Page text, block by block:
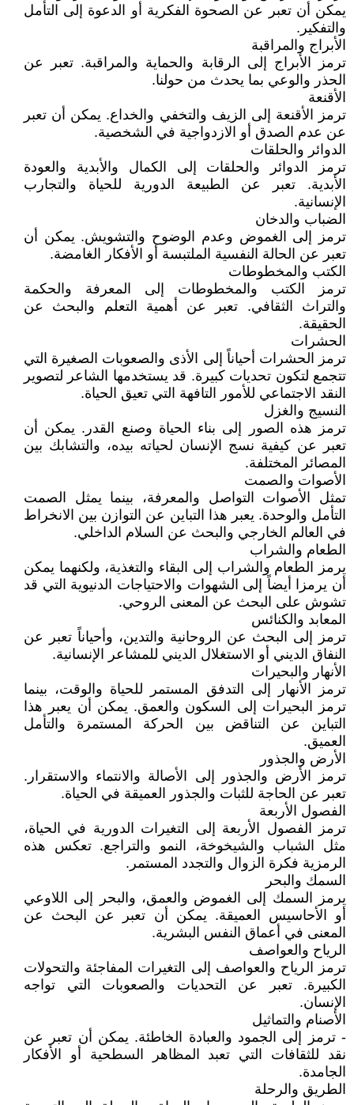
يمكن أن تعبر عن الصحوة الفكرية أو الدعوة إلى التأمل
والتفكير.
الأبراج والمراقبة
ترمز الأبراج إلى الرقابة والحماية والمراقبة. تعبر عن
الحذر والوعي بما يحدث من حولنا.
الأقنعة
ترمز الأقنعة إلى الزيف والتخفي والخداع. يمكن أن تعبر
عن عدم الصدق أو الازدواجية في الشخصية.
الدوائر والحلقات
ترمز الدوائر والحلقات إلى الكمال والأبدية والعودة
الأبدية. تعبر عن الطبيعة الدورية للحياة والتجارب
الإنسانية.
الضباب والدخان
ترمز إلى الغموض وعدم الوضوح والتشويش. يمكن أن
تعبر عن الحالة النفسية الملتبسة أو الأفكار الغامضة.
الكتب والمخطوطات
ترمز الكتب والمخطوطات إلى المعرفة والحكمة
والتراث الثقافي. تعبر عن أهمية التعلم والبحث عن
الحقيقة.
الحشرات
ترمز الحشرات أحياناً إلى الأذى والصعوبات الصغيرة التي
تتجمع لتكون تحديات كبيرة. قد يستخدمها الشاعر لتصوير
النقد الاجتماعي للأمور التافهة التي تعيق الحياة.
النسيج والغزل
ترمز هذه الصور إلى بناء الحياة وصنع القدر. يمكن أن
تعبر عن كيفية نسج الإنسان لحياته بيده، والتشابك بين
المصائر المختلفة.
الأصوات والصمت
تمثل الأصوات التواصل والمعرفة، بينما يمثل الصمت
التأمل والوحدة. يعبر هذا التباين عن التوازن بين الانخراط
في العالم الخارجي والبحث عن السلام الداخلي.
الطعام والشراب
يرمز الطعام والشراب إلى البقاء والتغذية، ولكنهما يمكن
أن يرمزا أيضاً إلى الشهوات والاحتياجات الدنيوية التي قد
تشوش على البحث عن المعنى الروحي.
المعابد والكنائس
ترمز إلى البحث عن الروحانية والتدين، وأحياناً تعبر عن
النفاق الديني أو الاستغلال الديني للمشاعر الإنسانية.
الأنهار والبحيرات
ترمز الأنهار إلى التدفق المستمر للحياة والوقت، بينما
ترمز البحيرات إلى السكون والعمق. يمكن أن يعبر هذا
التباين عن التناقض بين الحركة المستمرة والتأمل
العميق.
الأرض والجذور
ترمز الأرض والجذور إلى الأصالة والانتماء والاستقرار.
تعبر عن الحاجة للثبات والجذور العميقة في الحياة.
الفصول الأربعة
ترمز الفصول الأربعة إلى التغيرات الدورية في الحياة،
مثل الشباب والشيخوخة، النمو والتراجع. تعكس هذه
الرمزية فكرة الزوال والتجدد المستمر.
السمك والبحر
يرمز السمك إلى الغموض والعمق، والبحر إلى اللاوعي
أو الأحاسيس العميقة. يمكن أن تعبر عن البحث عن
المعنى في أعماق النفس البشرية.
الرياح والعواصف
ترمز الرياح والعواصف إلى التغيرات المفاجئة والتحولات
الكبيرة. تعبر عن التحديات والصعوبات التي تواجه
الإنسان.
الأصنام والتماثيل
- ترمز إلى الجمود والعبادة الخاطئة. يمكن أن تعبر عن
نقد للثقافات التي تعبد المظاهر السطحية أو الأفكار
الجامدة.
الطريق والرحلة